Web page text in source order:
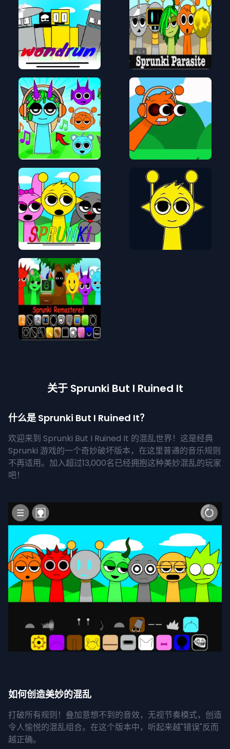
关于 Sprunki But I Ruined It
什么是 Sprunki But I Ruined It？
欢迎来到 Sprunki But I Ruined It 的混乱世界！这是经典
Sprunki 游戏的一个奇妙破坏版本，在这里普通的音乐规则
不再适用。加入超过13,000名已经拥抱这种美妙混乱的玩家
吧！
如何创造美妙的混乱
打破所有规则！叠加意想不到的音效，无视节奏模式，创造
令人愉悦的混乱组合。在这个版本中，听起来越"错误"反而
越正确。